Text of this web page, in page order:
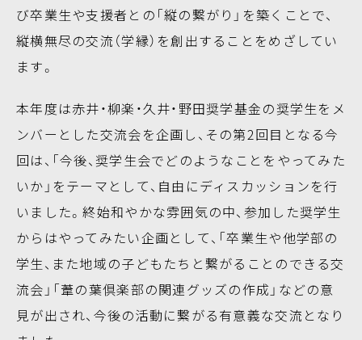
び卒業生や支援者との「縦の繋がり」を築くことで、
縦横無尽の交流（学縁）を創出することをめざしてい
ます。
本年度は赤井・柳楽・久井・野田奨学基金の奨学生をメ
ンバーとした交流会を企画し、その第2回目となる今
回は、「今後、奨学生会でどのようなことをやってみた
いか」をテーマとして、自由にディスカッションを行
いました。終始和やかな雰囲気の中、参加した奨学生
からはやってみたい企画として、「卒業生や他学部の
学生、また地域の子どもたちと繋がることのできる交
流会」「葦の葉倶楽部の関連グッズの作成」などの意
見が出され、今後の活動に繋がる有意義な交流となり